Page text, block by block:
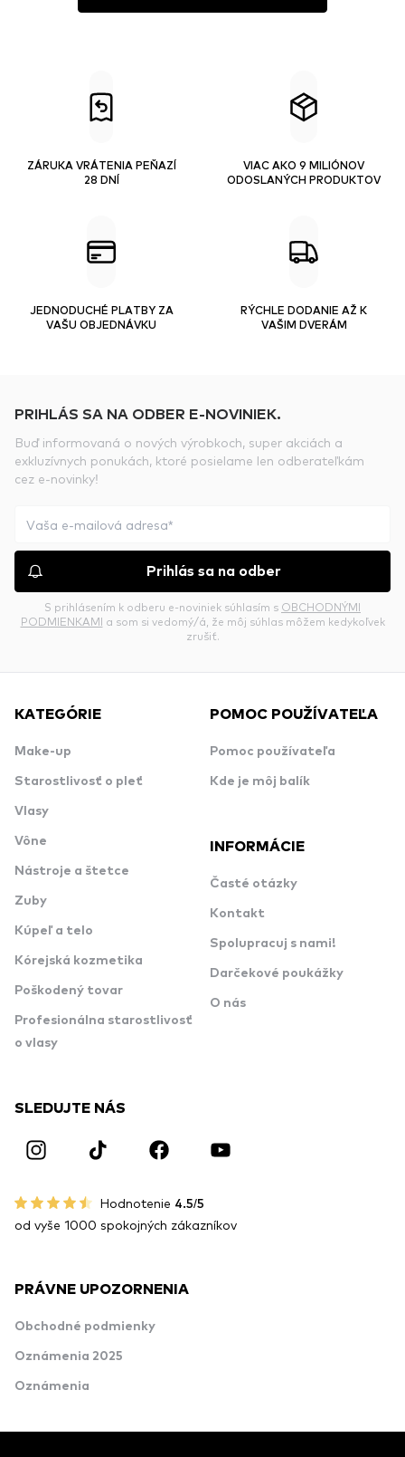
ZÁRUKA VRÁTENIA PEŇAZÍ
28 DNÍ
VIAC AKO 9 MILIÓNOV
ODOSLANÝCH PRODUKTOV
JEDNODUCHÉ PLATBY ZA
VAŠU OBJEDNÁVKU
RÝCHLE DODANIE AŽ K
VAŠIM DVERÁM
PRIHLÁS SA NA ODBER E-NOVINIEK.
Buď informovaná o nových výrobkoch, super akciách a
exkluzívnych ponukách, ktoré posielame len odberateľkám
cez e-novinky!
Prihlás sa na odber
S prihlásením k odberu e-noviniek súhlasím s OBCHODNÝMI
PODMIENKAMI a som si vedomý/á, že môj súhlas môžem kedykoľvek
zrušiť.
KATEGÓRIE
Make-up
Starostlivosť o pleť
Vlasy
Vône
Nástroje a štetce
Zuby
Kúpeľ a telo
Kórejská kozmetika
Poškodený tovar
Profesionálna starostlivosť
o vlasy
POMOC POUŽÍVATEĽA
Pomoc používateľa
Kde je môj balík
INFORMÁCIE
Časté otázky
Kontakt
Spolupracuj s nami!
Darčekové poukážky
O nás
SLEDUJTE NÁS
Hodnotenie 4.5/5
od vyše 1000 spokojných zákazníkov
PRÁVNE UPOZORNENIA
Obchodné podmienky
Oznámenia 2025
Oznámenia